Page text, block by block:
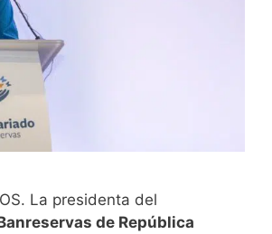
La presidenta del
de República